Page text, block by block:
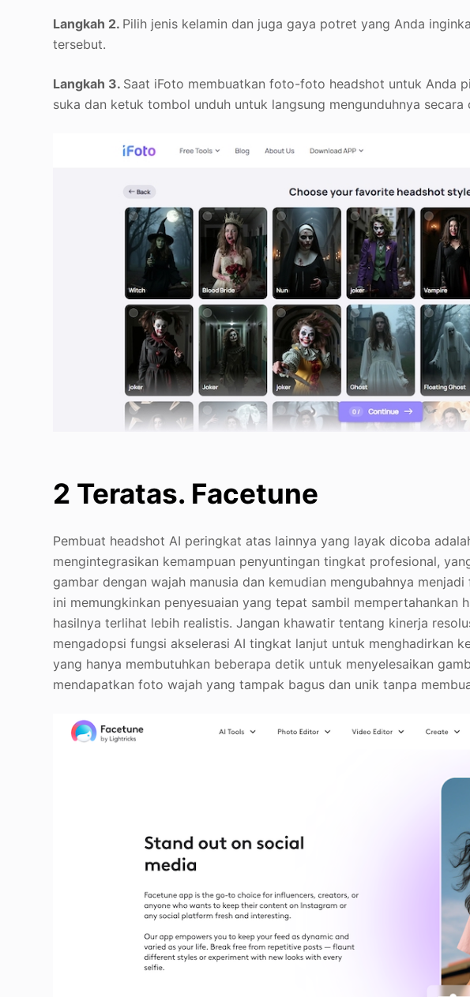
Langkah 2. Pilih jenis kelamin dan juga gaya potret yang Anda
tersebut.
Langkah 3. Saat iFoto membuatkan foto-foto headshot untuk Anda
suka dan ketuk tombol unduh untuk langsung mengunduhnya secara
2 Teratas. Facetune
Pembuat headshot AI peringkat atas lainnya yang layak dicoba
mengintegrasikan kemampuan penyuntingan tingkat profesional,
gambar dengan wajah manusia dan kemudian mengubahnya
ini memungkinkan penyesuaian yang tepat sambil mempertahankan
hasilnya terlihat lebih realistis. Jangan khawatir tentang kinerja
mengadopsi fungsi akselerasi AI tingkat lanjut untuk menghadirkan
yang hanya membutuhkan beberapa detik untuk menyelesaikan
mendapatkan foto wajah yang tampak bagus dan unik tanpa